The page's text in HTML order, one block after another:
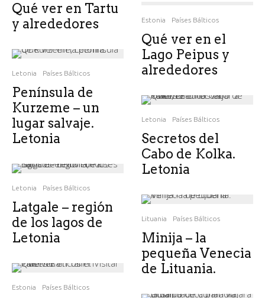
Qué ver en Tartu
y alrededores
Letonia Países Bálticos
Península de
Kurzeme – un
lugar salvaje.
Letonia
Letonia Países Bálticos
Latgale – región
de los lagos de
Letonia
Estonia Países Bálticos
Estonia Países Bálticos
Qué ver en el
Lago Peipus y
alrededores
Letonia Países Bálticos
Secretos del
Cabo de Kolka.
Letonia
Lituania Países Bálticos
Minija – la
pequeña Venecia
de Lituania.